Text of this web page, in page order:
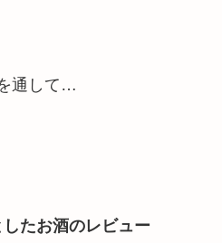
通して…
たお酒のレビュー